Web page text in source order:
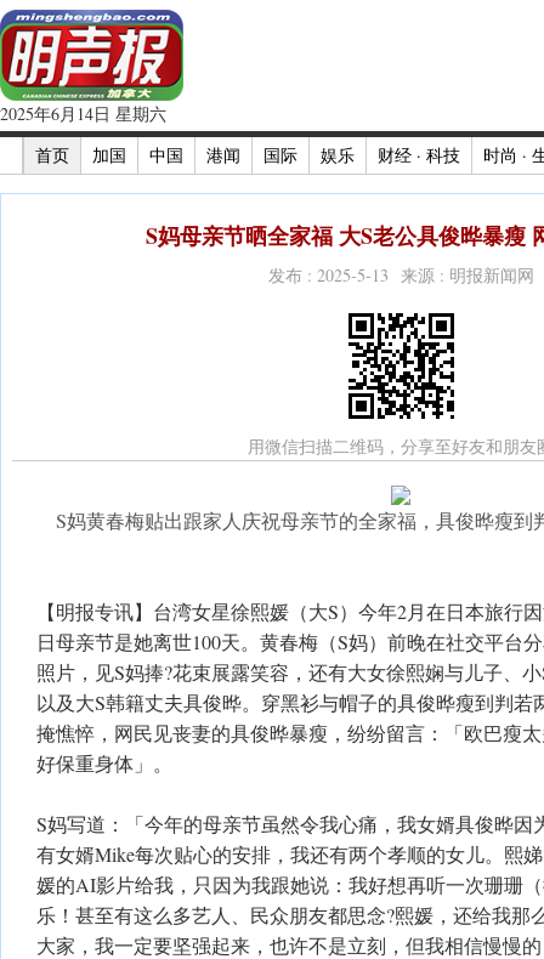
2025年6月14日 星期六
首页
加国 中国 港闻 国际 娱乐 财经 · 科技 时尚 ·
S妈母亲节晒全家福 大S老公具俊晔暴瘦
发布 : 2025-5-13 来源 : 明报新闻网
用微信扫描二维码，分享至好友和朋友
S妈黄春梅贴出跟家人庆祝母亲节的全家福，具俊晔瘦到
【明报专讯】台湾女星徐熙媛（大S）今年2月在日本旅行
日母亲节是她离世100天。黄春梅（S妈）前晚在社交平台
照片，见S妈捧?花束展露笑容，还有大女徐熙娴与儿子、
以及大S韩籍丈夫具俊晔。穿黑衫与帽子的具俊晔瘦到判若
掩憔悴，网民见丧妻的具俊晔暴瘦，纷纷留言：「欧巴瘦
好保重身体」。
S妈写道：「今年的母亲节虽然令我心痛，我女婿具俊晔因
有女婿Mike每次贴心的安排，我还有两个孝顺的女儿。熙
媛的AI影片给我，只因为我跟她说：我好想再听一次珊珊
乐！甚至有这么多艺人、民众朋友都思念?熙媛，还给我那
大家，我一定要坚强起来，也许不是立刻，但我相信慢慢